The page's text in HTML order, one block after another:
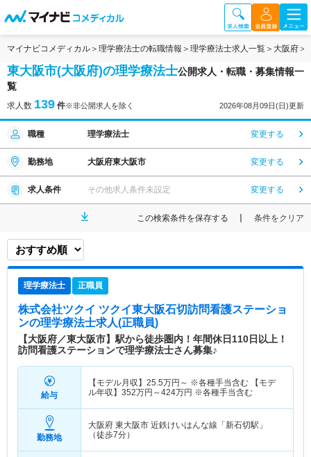
マイナビコメディカル 理学療法士の転職情報 理学療法士求人一覧 大阪府
東大阪市(大阪府)の理学療法士公開求人・転職・募集情報一
覧
求人数 139 件※非公開求人を除く 2026年08月09日(日)更新
職種 理学療法士 変更する
勤務地 大阪府東大阪市 変更する
求人条件 その他求人条件未設定 変更する
この検索条件を保存する 条件をクリア
理学療法士 正職員
株式会社ツクイ ツクイ東大阪石切訪問看護ステーショ
ンの理学療法士求人(正職員)
【大阪府／東大阪市】駅から徒歩圏内！年間休日110日以上！
訪問看護ステーションで理学療法士さん募集♪
給与
【モデル月収】 25.5万円～ ※各種手当含む 【モデ
ル年収】 352万円～424万円 ※各種手当含む
勤務地
大阪府 東大阪市 近鉄けいはんな線「新石切駅」
（徒歩7分）